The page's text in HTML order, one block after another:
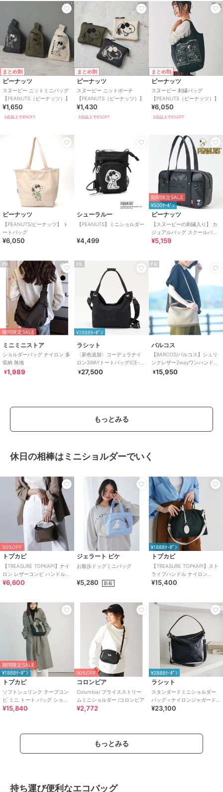
まとめ割
ピーナッツ
スヌーピー ニットミニバッグ
【PEANUTS（ピーナッツ）】
¥1,650
3点以上で8%OFF
まとめ割
ピーナッツ
スヌーピー ニットポーチ
【PEANUTS（ピーナッツ）】
¥1,430
3点以上で8%OFF
まとめ割
ピーナッツ
スヌーピー 刺繍バッグ
【PEANUTS（ピーナッツ）】
¥6,050
3点以上で8%OFF
ピーナッツ
【PEANUTS/ピーナッツ】 ト
ートバッグ
¥6,050
シューラルー
【PEANUTS】ミニショルダー
¥4,499
期間限定SALE
¥500ｸｰﾎﾟﾝ
ピーナッツ
【スヌーピーの刺繍入り】 カ
ジュアルバッグ スクールバッ
グ メンズ レディース
¥5,159
PR
期間限定SALE
ミニミニストア
ショルダーバッグ ナイロン 多
収納 無地
¥1,989
PR
¥2888ｸｰﾎﾟﾝ
ラシット
〈新色追加〉コーデュラナイ
ロン3WAYトートバッグ(CE-
1662)
¥27,500
PR
バルコス
【BARCOS/バルコス】シュリ
ンクレザー2wayワンハンドバ
ッグ
¥15,950
もっとみる
休日の相棒はミニショルダーでいく
50%OFF
トプカピ
【TREASURE TOPKAPI】ナイ
ロン レザーコンビ ハンドルオ
ープン ミニ ショルダーバッグ
¥6,600
ジェラート ピケ
お散歩ドッグミニバッグ
¥5,280 新着
¥1888ｸｰﾎﾟﾝ
トプカピ
【TREASURE TOPKAPI】スト
ライプハンドル ナイロン
2way ミニ トートバッグ
¥15,400
期間限定SALE
¥1888ｸｰﾎﾟﾝ
トプカピ
ソフトシュリンク テープコン
ビ ミニ トート バッグ ショル
ダーベルト付
¥15,840
30%OFF
コロンビア
Columbia/ プライスストリー
ムミニショルダー /コロンビア
¥2,772
¥2888ｸｰﾎﾟﾝ
ラシット
スタンダードミニショルダー
バッグ＜ナイロンジャガード
＞(CE-1627)
¥23,100
もっとみる
持ち運び便利なエコバッグ